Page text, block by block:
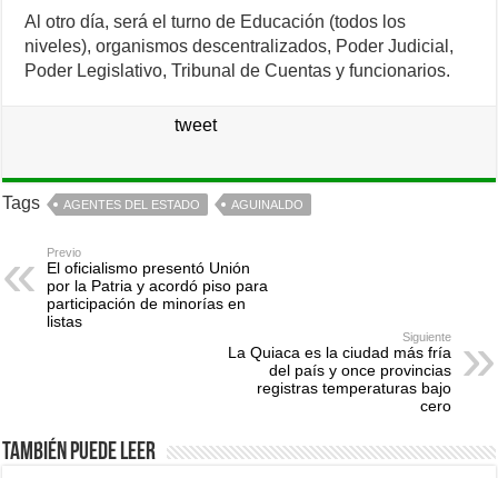
Al otro día, será el turno de Educación (todos los
niveles), organismos descentralizados, Poder Judicial,
Poder Legislativo, Tribunal de Cuentas y funcionarios.
tweet
Tags AGENTES DEL ESTADO AGUINALDO
Previo
El oficialismo presentó Unión
por la Patria y acordó piso para
participación de minorías en
listas
Siguiente
La Quiaca es la ciudad más fría
del país y once provincias
registras temperaturas bajo
cero
También puede leer